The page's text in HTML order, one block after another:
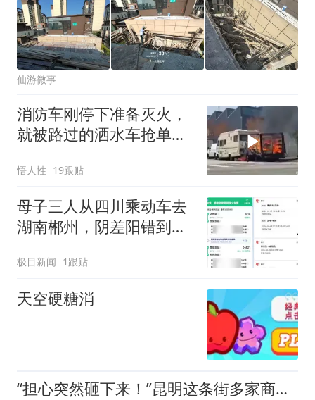
仙游微事
消防车刚停下准备灭火，
就被路过的洒水车抢单成
悟人性 19跟贴
母子三人从四川乘动车去
湖南郴州，阴差阳错到了
时打错字了，难怪越走越
冷
极目新闻 1跟贴
天空硬糖消
“担心突然砸下来！”昆明这条街多家商铺招牌老化腐烂，摇摇欲坠！